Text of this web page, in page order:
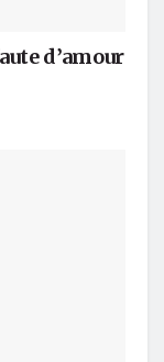
d’amour